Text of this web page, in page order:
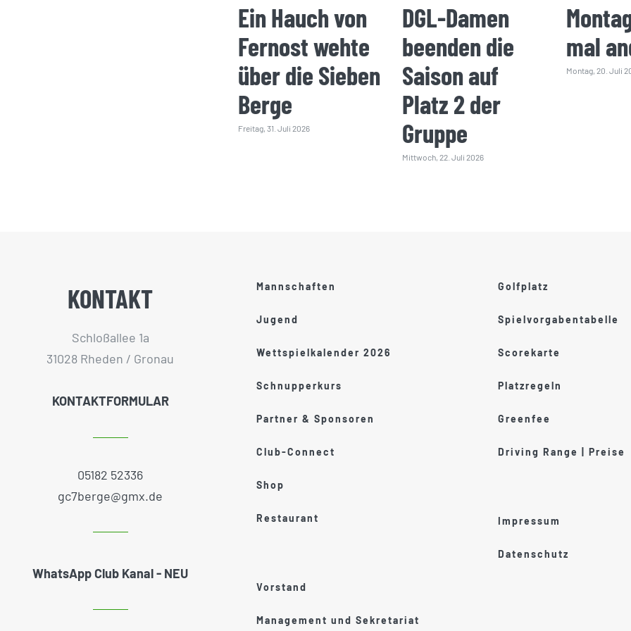
Ein Hauch von
Fernost wehte
über die Sieben
Berge
Freitag, 31. Juli 2026
DGL-Damen
beenden die
Saison auf
Platz 2 der
Gruppe
Mittwoch, 22. Juli 2026
mal
Montag, 20. Juli
KONTAKT
Schloßallee 1a
31028 Rheden / Gronau
KONTAKTFORMULAR
05182 52336
gc7berge@gmx.de
WhatsApp Club Kanal - NEU
Mannschaften
Jugend
Wettspielkalender 2026
Schnupperkurs
Partner & Sponsoren
Club-Connect
Shop
Restaurant
Vorstand
Management und Sekretariat
Golfplatz
Spielvorgabentabelle
Scorekarte
Platzregeln
Greenfee
Driving Range | Preise
Impressum
Datenschutz